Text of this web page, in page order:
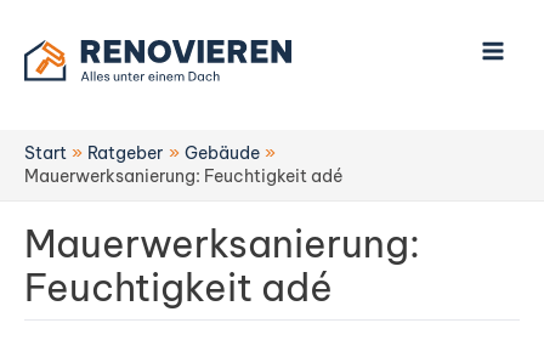
Inhalt
springen
Start Ratgeber
Gebäude
Mauerwerksanierung: Feuchtigkeit adé
Mauerwerksanierung:
Feuchtigkeit adé